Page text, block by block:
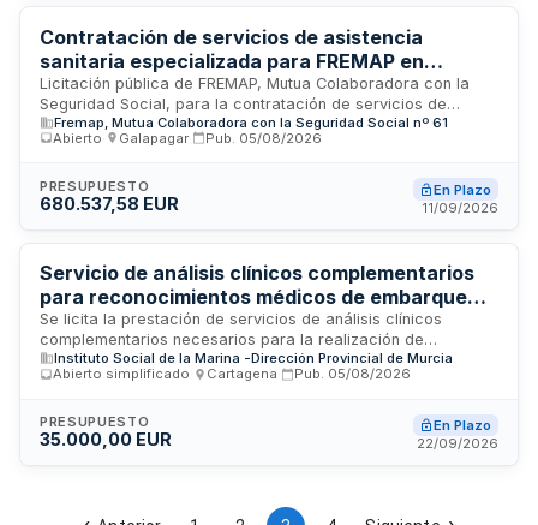
un valor estimado igual o superior a 432.000 euros.
Contratación de servicios de asistencia
sanitaria especializada para FREMAP en
Castilla y León, Cataluña y Extremadura
Licitación pública de FREMAP, Mutua Colaboradora con la
Seguridad Social, para la contratación de servicios de
asistencia sanitaria especializada en las comunidades
autónomas de Castilla y León, Cataluña y Extremadura. El
especialidades médicas y ubicaciones geográficas, con
duración inicial de treinta y seis meses más posibles
naturaleza privada sometido a normativa de contratación
pública, que incluye criterios de ejecución de carácter social
y medioambiental.
Fremap, Mutua Colaboradora con la Seguridad Social nº 61
Abierto
Galapagar Pub. 05/08/2026
PRESUPUESTO
680.537,58 EUR
En Plazo
11/09/2026
Servicio de análisis clínicos complementarios
para reconocimientos médicos de embarque
marítimo del Instituto Social de la Marina en
Cartagena
Se licita la prestación de servicios de análisis clínicos
complementarios necesarios para la realización de
reconocimientos médicos de embarque marítimo llevados a
cabo por el Instituto Social de la Marina en su delegación de
contratación de una empresa especializada para ejecutar
estas prestaciones analíticas durante el período de vigencia
Instituto Social de la Marina -Dirección Provincial de Murcia
Abierto simplificado
Cartagena Pub. 05/08/2026
PRESUPUESTO
35.000,00 EUR
En Plazo
22/09/2026